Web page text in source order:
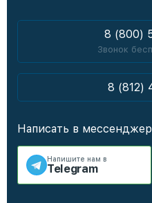
8 (800)
Звонок
8 (812)
Написать в
Напишите нам в
Telegram